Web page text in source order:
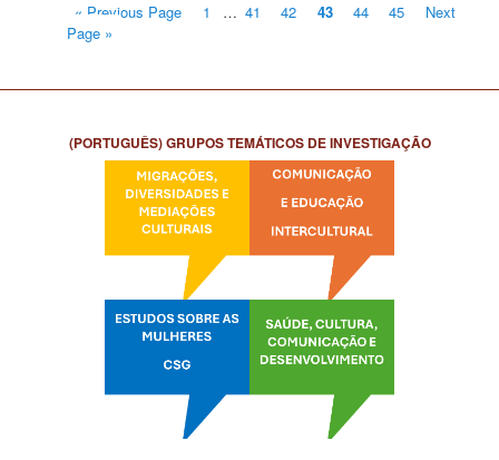
« Previous Page 1 … 41 42 43 44 45
Next
Page »
(PORTUGUÊS) GRUPOS TEMÁTICOS DE INVESTIGAÇÃO